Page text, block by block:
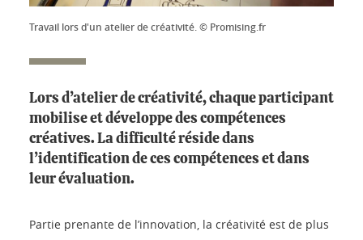
Travail lors d'un atelier de créativité. © Promising.fr
Lors d’atelier de créativité, chaque participant
mobilise et développe des compétences
créatives. La difficulté réside dans
l’identification de ces compétences et dans
leur évaluation.
Partie prenante de l’innovation, la créativité est de plus